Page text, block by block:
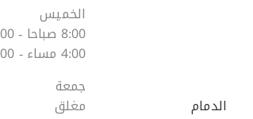
الدمام
الخميس
8:00 صباحا - 12:00 مساء
4:00 مساء - 8:00 مساء
جمعة
مغلق